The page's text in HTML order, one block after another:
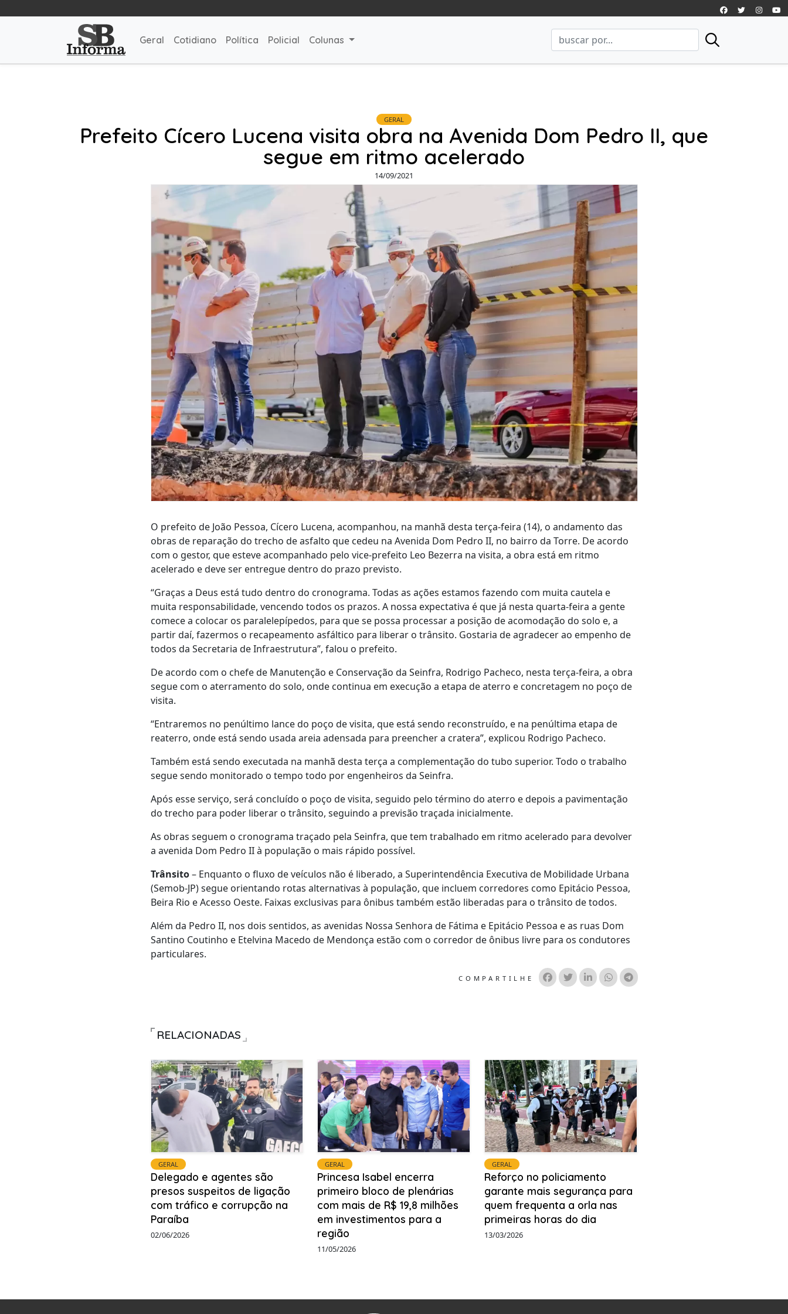
Geral Cotidiano Política Policial Colunas
GERAL
Prefeito Cícero Lucena visita obra na Avenida Dom Pedro II, que
segue em ritmo acelerado
14/09/2021
O prefeito de João Pessoa, Cícero Lucena, acompanhou, na manhã desta terça-feira (14), o andamento das
obras de reparação do trecho de asfalto que cedeu na Avenida Dom Pedro II, no bairro da Torre. De acordo
com o gestor, que esteve acompanhado pelo vice-prefeito Leo Bezerra na visita, a obra está em ritmo
acelerado e deve ser entregue dentro do prazo previsto.
“Graças a Deus está tudo dentro do cronograma. Todas as ações estamos fazendo com muita cautela e
muita responsabilidade, vencendo todos os prazos. A nossa expectativa é que já nesta quarta-feira a gente
comece a colocar os paralelepípedos, para que se possa processar a posição de acomodação do solo e, a
partir daí, fazermos o recapeamento asfáltico para liberar o trânsito. Gostaria de agradecer ao empenho de
todos da Secretaria de Infraestrutura”, falou o prefeito.
De acordo com o chefe de Manutenção e Conservação da Seinfra, Rodrigo Pacheco, nesta terça-feira, a obra
segue com o aterramento do solo, onde continua em execução a etapa de aterro e concretagem no poço de
visita.
“Entraremos no penúltimo lance do poço de visita, que está sendo reconstruído, e na penúltima etapa de
reaterro, onde está sendo usada areia adensada para preencher a cratera”, explicou Rodrigo Pacheco.
Também está sendo executada na manhã desta terça a complementação do tubo superior. Todo o trabalho
segue sendo monitorado o tempo todo por engenheiros da Seinfra.
Após esse serviço, será concluído o poço de visita, seguido pelo término do aterro e depois a pavimentação
do trecho para poder liberar o trânsito, seguindo a previsão traçada inicialmente.
As obras seguem o cronograma traçado pela Seinfra, que tem trabalhado em ritmo acelerado para devolver
a avenida Dom Pedro II à população o mais rápido possível.
Trânsito– Enquanto o fluxo de veículos não é liberado, a Superintendência Executiva de Mobilidade Urbana
(Semob-JP) segue orientando rotas alternativas à população, que incluem corredores como Epitácio Pessoa,
Beira Rio e Acesso Oeste. Faixas exclusivas para ônibus também estão liberadas para o trânsito de todos.
Além da Pedro II, nos dois sentidos, as avenidas Nossa Senhora de Fátima e Epitácio Pessoa e as ruas Dom
Santino Coutinho e Etelvina Macedo de Mendonça estão com o corredor de ônibus livre para os condutores
particulares.
COMPARTILHE
RELACIONADAS
GERAL
Delegado e agentes são
presos suspeitos de ligação
com tráfico e corrupção na
Paraíba
02/06/2026
GERAL
Princesa Isabel encerra
primeiro bloco de plenárias
com mais de R$ 19,8 milhões
em investimentos para a
região
11/05/2026
GERAL
Reforço no policiamento
garante mais segurança para
quem frequenta a orla nas
primeiras horas do dia
13/03/2026